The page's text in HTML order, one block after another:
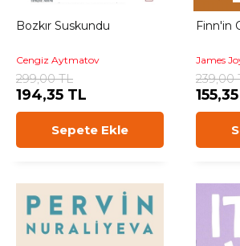
Bozkır Suskundu
Cengiz Aytmatov
299,00 TL
194,35 TL
Sepete Ekle
Finn'in
James
239,00